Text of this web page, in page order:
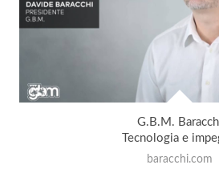
G.B.M.
Tecnologia e
baracchi.com